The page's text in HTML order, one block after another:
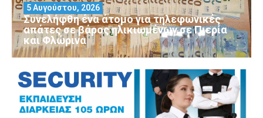
Συνελήφθη ένα άτομο για τηλεφωνικές
απάτες σε βάρος ηλικιωμένων σε Πιερία
και Φλώρινα
5 Αυγούστου, 2026